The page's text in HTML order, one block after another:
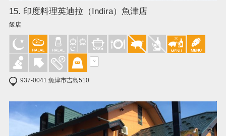
15. 印度料理英迪拉（Indira）魚津店
飯店
?
937-0041 魚津市吉島510